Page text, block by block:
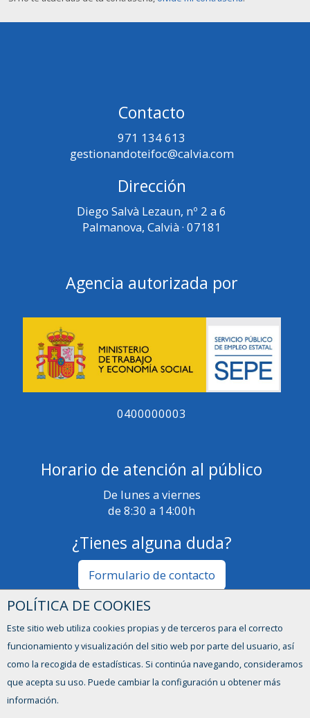
Contacto
971 134 613
gestionandoteifoc@calvia.com
Dirección
Diego Salvà Lezaun, nº 2 a 6
Palmanova, Calvià · 07181
Agencia autorizada por
0400000003
Horario de atención al público
De lunes a viernes
de 8:30 a 14:00h
¿Tienes alguna duda?
Formulario de contacto
POLÍTICA DE COOKIES
Este sitio web utiliza cookies propias y de terceros para el correcto
funcionamiento y visualización del sitio web por parte del usuario, así
como la recogida de estadísticas. Si continúa navegando, consideramos
que acepta su uso. Puede cambiar la configuración u obtener más
información.